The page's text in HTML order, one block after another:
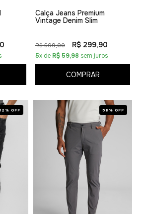
Calça Jeans Premium
Vintage Denim Slim
R$ 609,00 R$ 299,90
5x de R$ 59,98 sem juros
COMPRAR
OFF 58% OFF